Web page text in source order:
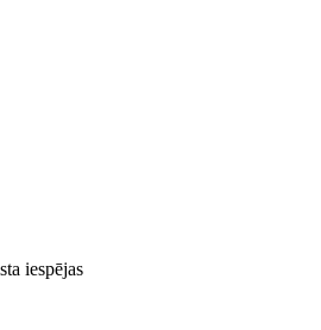
iespējas